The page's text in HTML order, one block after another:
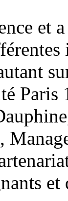
et
Paris
et